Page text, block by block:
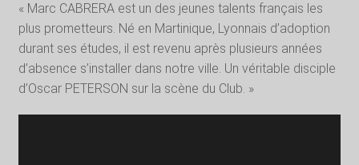
« Marc CABRERA est un des jeunes talents français les
plus prometteurs. Né en Martinique, Lyonnais d’adoption
durant ses études, il est revenu après plusieurs années
d’absence s’installer dans notre ville. Un véritable disciple
d’Oscar PETERSON sur la scène du Club. »